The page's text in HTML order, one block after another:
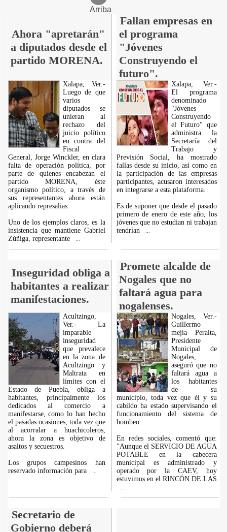
Arriba
Ahora "apretarán"
a diputados desde el
partido MORENA.
Fallan empresas en
el programa
"Jóvenes
Construyendo el
futuro".
Xalapa, Ver.-
Luego de que
varios
diputados se
unieran al
rechazo del
juicio político
en contra del
Fiscal
General, Jorge Winckler, en clara
falta de operación política, por
parte de quienes encabezan el
partido MORENA, éste
organismo político, a través de
sus representantes ahora están
aplicando represalias.
Uno de los ejemplos claros, es la
insistencia que mantiene Gabriel
Zúñiga, representante
Xalapa, Ver.-
El programa
denominado
"Jóvenes
Construyendo
el Futuro" que
administra la
Secretaría del
Trabajo y
Previsión Social, ha mostrado
fallas desde su inicio, así como en
la participación de las empresas
participantes, acusaron interesados
en integrarse a esta plataforma.
Es de suponer que desde el pasado
primero de enero de este año, los
jóvenes que no estudian ni trabajan
tendrían
Inseguridad obliga a
habitantes a realizar
manifestaciones.
Promete alcalde de
Nogales que no
faltará agua para
nogalenses.
Acultzingo,
Ver.- La
imparable
inseguridad
que prevalece
en la zona de
Acultzingo y
Maltrata en
límites con el
Estado de Puebla, obliga a
habitantes, principalmente los
dedicados al comercio a
manifestarse, como lo han hecho
el pasadas ocasiones, toda vez que
al acorralar a huachicoleros,
ahora la zona es objetivo de
asaltos y secuestros.
Los grupos campesinos han
reservado información para
Nogales, Ver.-
Guillermo
mejía Peralta,
Presidente
Municipal de
Nogales,
aseguró que no
faltará agua a
los habitantes
de su
municipio, toda vez que él y su
cabildo ha estado supervisando el
funcionamiento del sistema de
bombeo.
En redes sociales, comentó que:
"Aunque el SERVICIO DE AGUA
POTABLE en la cabecera
municipal es administrado y
operado por la CAEV, hoy
estuvimos en el RINCÓN DE LAS
Secretario de
Gobierno deberá